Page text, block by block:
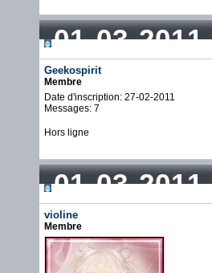
01-03-
Geekospirit
Membre
Date d'inscription: 27-02-2011
Messages: 7
Hors ligne
01-03-
violine
Membre